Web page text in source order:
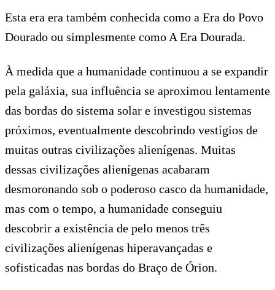
Esta era era também conhecida como a Era do Povo
Dourado ou simplesmente como A Era Dourada.
À medida que a humanidade continuou a se expandir
pela galáxia, sua influência se aproximou lentamente
das bordas do sistema solar e investigou sistemas
próximos, eventualmente descobrindo vestígios de
muitas outras civilizações alienígenas. Muitas
dessas civilizações alienígenas acabaram
desmoronando sob o poderoso casco da humanidade,
mas com o tempo, a humanidade conseguiu
descobrir a existência de pelo menos três
civilizações alienígenas hiperavançadas e
sofisticadas nas bordas do Braço de Órion.